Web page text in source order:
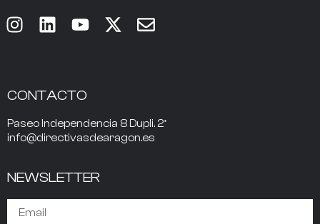
CONTACTO
Paseo Independencia 8 Dupli. 2º
info@directivasdearagon.es
NEWSLETTER